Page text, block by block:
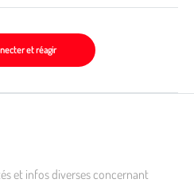
et réagir
et infos diverses concernant